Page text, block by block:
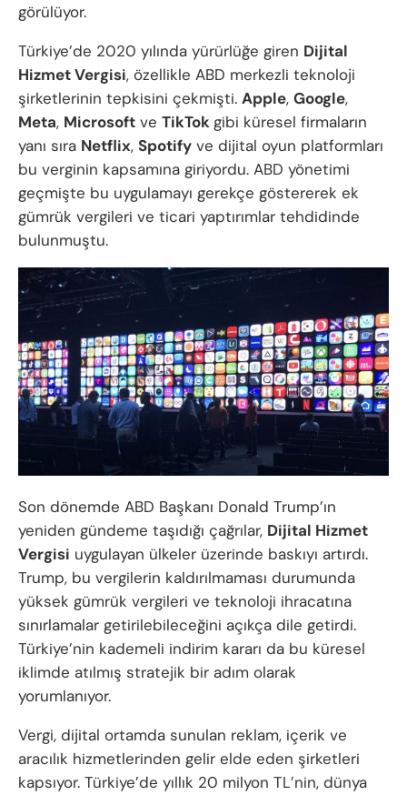
görülüyor.
Türkiye’de 2020 yılında yürürlüğe giren Dijital
Hizmet Vergisi, özellikle ABD merkezli teknoloji
şirketlerinin tepkisini çekmişti. Apple, Google,
Meta, Microsoft ve TikTokgibi küresel firmaların
yanı sıra Netflix, Spotify ve dijital oyun platformları
bu verginin kapsamına giriyordu. ABD yönetimi
geçmişte bu uygulamayı gerekçe göstererek ek
gümrük vergileri ve ticari yaptırımlar tehdidinde
bulunmuştu.
Son dönemde ABD Başkanı Donald Trump’ın
yeniden gündeme taşıdığı çağrılar, Dijital Hizmet
Vergisi uygulayan ülkeler üzerinde baskıyı artırdı.
Trump, bu vergilerin kaldırılmaması durumunda
yüksek gümrük vergileri ve teknoloji ihracatına
sınırlamalar getirilebileceğini açıkça dile getirdi.
Türkiye’nin kademeli indirim kararı da bu küresel
iklimde atılmış stratejik bir adım olarak
yorumlanıyor.
Vergi, dijital ortamda sunulan reklam, içerik ve
aracılık hizmetlerinden gelir elde eden şirketleri
kapsıyor. Türkiye’de yıllık 20 milyon TL’nin, dünya